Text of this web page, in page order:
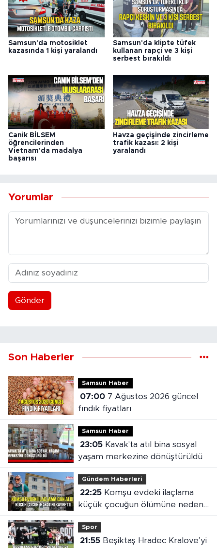
Samsun'da motosiklet
kazasında 1 kişi yaralandı
Samsun'da klipte tüfek
kullanan rapçi ve 3 kişi
serbest bırakıldı
Canik BİLSEM
öğrencilerinden
Vietnam'da madalya
başarısı
Havza geçişinde zincirleme
trafik kazası: 2 kişi
yaralandı
Yorumlar
Gönder
Son Haberler
Samsun Haber
07:007 Ağustos 2026 güncel
fındık fiyatları
Samsun Haber
23:05Kavak'ta atıl bina sosyal
yaşam merkezine dönüştürüldü
Gündem Haberleri
22:25Komşu evdeki ilaçlama
küçük çocuğun ölümüne neden
oldu
Spor
21:55Beşiktaş Hradec Kralove’yi